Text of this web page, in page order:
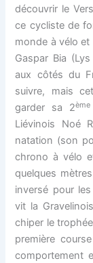
découvrir le
ce cycliste de
monde à vélo et
Gaspar Bia
aux côtés du
suivre, mais
garder sa 2ème
Liévinois Noé
natation (son
chrono à vélo
quelques
inversé pour
vit la
chiper le
première
comportement